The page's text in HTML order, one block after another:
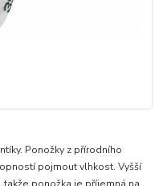
Ponožky z přírodního
pojmout vlhkost. Vyšší